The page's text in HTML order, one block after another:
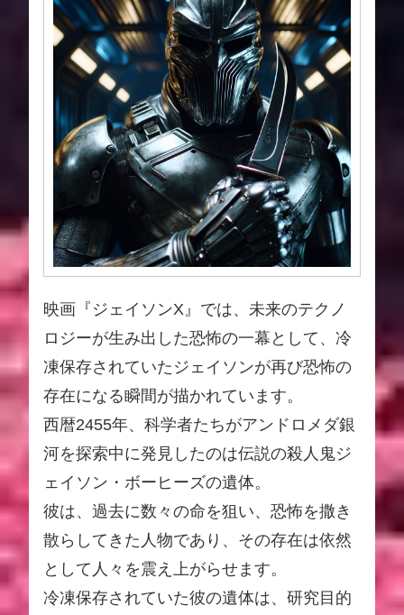
映画『ジェイソンX』では、未来のテクノ
ロジーが生み出した恐怖の一幕として、冷
凍保存されていたジェイソンが再び恐怖の
存在になる瞬間が描かれています。
西暦2455年、科学者たちがアンドロメダ銀
河を探索中に発見したのは伝説の殺人鬼ジ
ェイソン・ボーヒーズの遺体。
彼は、過去に数々の命を狙い、恐怖を撒き
散らしてきた人物であり、その存在は依然
として人々を震え上がらせます。
冷凍保存されていた彼の遺体は、研究目的